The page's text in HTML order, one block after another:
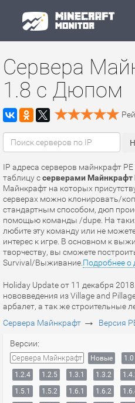
Сервера
1.8 с Дюпом
IP адреса серверов майнкрафт
таблицу ссерверами Майнкрафт
Майнкрафт на которых
серверах можно клонировать/
стандартным способом, дюп
помощью команды /dupe. На
любите эту команду или не
интерес к игре. В основном к
творчеству, вы сможете
Survival/Выживание. Подробнее о
Holiday Update от 11 декабря
нововведения из Village and
арбалет, а так же строительные
Сервера Майнкрафт → Версия
Версии:
Сервера Майнкрафт Новые 1.0
1.2.4
1.2.5 1.3.1 1.3.2
1.5.1
1.5.2 1.6.1 1.6.2